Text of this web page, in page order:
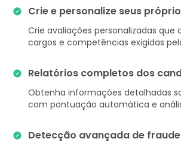
Crie e personalize seus
Crie avaliações personalizadas
cargos e competências exigidas
Relatórios completos dos
Obtenha informações detalhadas
com pontuação automática e
Detecção avançada de